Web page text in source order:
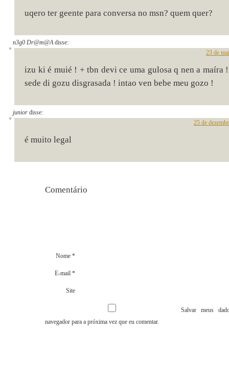
uqero ter geente para conversa no msn? quem quer?
n3g0 Dr@m@A disse:
23 de
izu ki é muié ! + tbn devi ce uma gulosa q nen a maíra
sede di gozu disgrasada ! intao ven bebe meu gozo !
junior disse:
25 de
é muito legal
Nome *
E-mail *
Site
Salvar meus
navegador para a próxima vez que eu comentar.